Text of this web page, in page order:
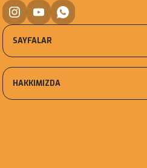
SAYFALAR
HAKKIMIZDA